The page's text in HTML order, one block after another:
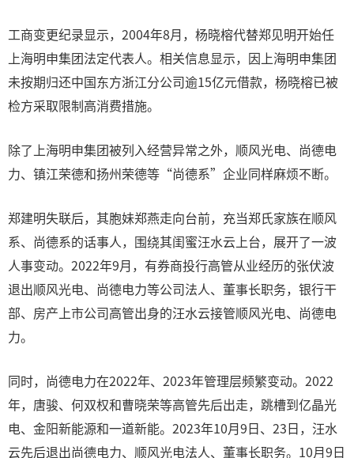
工商变更纪录显示，2004年8月，杨晓榕代替郑见明开始任
上海明申集团法定代表人。相关信息显示，因上海明申集团
未按期归还中国东方浙江分公司逾15亿元借款，杨晓榕已被
检方采取限制高消费措施。
除了上海明申集团被列入经营异常之外，顺风光电、尚德电
力、镇江荣德和扬州荣德等“尚德系”企业同样麻烦不断。
郑建明失联后，其胞妹郑燕走向台前，充当郑氏家族在顺风
系、尚德系的话事人，围绕其闺蜜汪水云上台，展开了一波
人事变动。2022年9月，有券商投行高管从业经历的张伏波
退出顺风光电、尚德电力等公司法人、董事长职务，银行干
部、房产上市公司高管出身的汪水云接管顺风光电、尚德电
力。
同时，尚德电力在2022年、2023年管理层频繁变动。2022
年，唐骏、何双权和曹晓荣等高管先后出走，跳槽到亿晶光
电、金阳新能源和一道新能。2023年10月9日、23日，汪水
云先后退出尚德电力、顺风光电法人、董事长职务。10月9日